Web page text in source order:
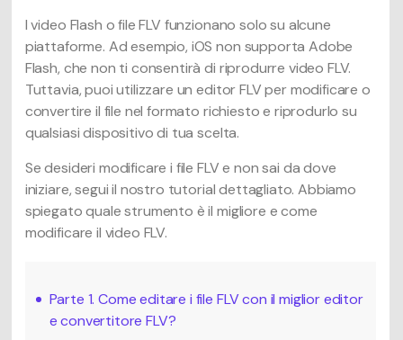
I video Flash o file FLV funzionano solo su alcune
piattaforme. Ad esempio, iOS non supporta Adobe
Flash, che non ti consentirà di riprodurre video FLV.
Tuttavia, puoi utilizzare un editor FLV per modificare o
convertire il file nel formato richiesto e riprodurlo su
qualsiasi dispositivo di tua scelta.
Se desideri modificare i file FLV e non sai da dove
iniziare, segui il nostro tutorial dettagliato. Abbiamo
spiegato quale strumento è il migliore e come
modificare il video FLV.
Parte 1. Come editare i file FLV con il miglior editor
e convertitore FLV?